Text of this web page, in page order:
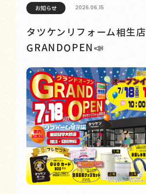
お知らせ 2026.06.15
タツケンリフォーム相生店
GRANDOPEN📣